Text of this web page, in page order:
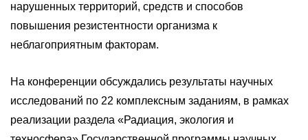
нарушенных территорий, средств и способов
повышения резистентности организма к
неблагоприятным факторам.
На конференции обсуждались результаты научных
исследований по 22 комплексным заданиям, в рамках
реализации раздела «Радиация, экология и